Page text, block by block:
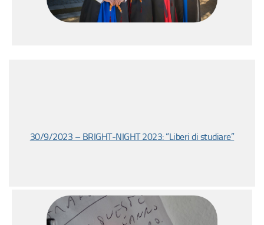
30/9/2023 – BRIGHT-NIGHT 2023: “Liberi di studiare”